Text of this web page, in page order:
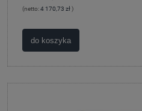
(netto:4 170,73 zł)
do koszyka